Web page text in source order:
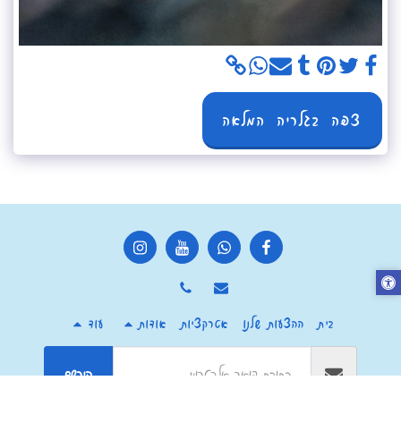
צפה בגלריה המלאה
בית ההצעות שלנו אטרקציות אודות עוד
הירשם